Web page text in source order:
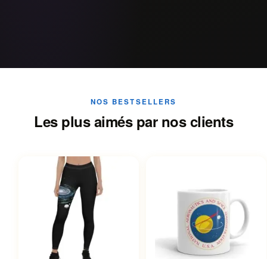
NOS BESTSELLERS
Les plus aimés par nos clients